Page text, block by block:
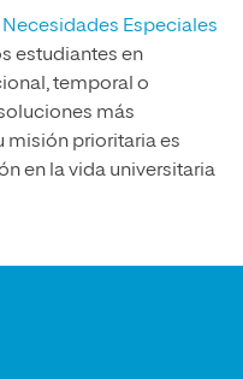
Especiales
estudiantes en
temporal o
más
misión prioritaria es
en la vida universitaria